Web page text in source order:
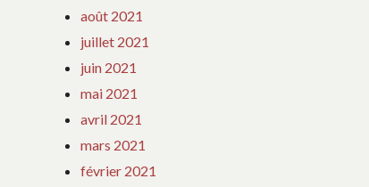
août 2021
juillet 2021
juin 2021
mai 2021
avril 2021
mars 2021
février 2021